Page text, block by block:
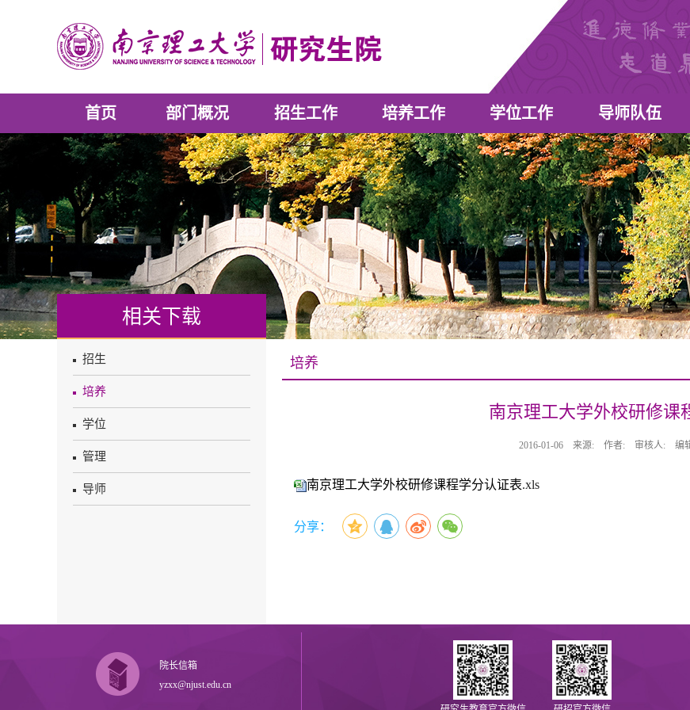
首页 部门概况 招生工作 培养工作 学位工作 导师队伍
相关下载
招生
培养
学位
管理
导师
培养
南京理工大学外校研修课
2016-01-06 来源: 作者: 审核人: 编
南京理工大学外校研修课程学分认证表.xls
分享：
院长信箱
yzxx@njust.edu.cn